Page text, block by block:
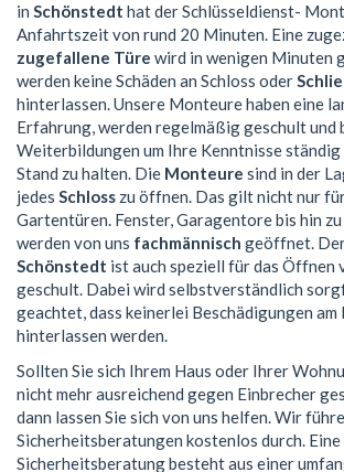
in Schönstedt hat der Schlüsseldienst-
Anfahrtszeit von rund 20 Minuten. Eine
zugefallene Türe wird in wenigen Minuten
werden keine Schäden an Schloss oder
hinterlassen. Unsere Monteure haben eine
Erfahrung, werden regelmäßig geschult und
Weiterbildungen um Ihre Kenntnisse ständig
Stand zu halten. Die Monteure sind in der
jedes Schloss zu öffnen. Das gilt nicht nur
Gartentüren. Fenster, Garagentore bis hin
werden von uns fachmännisch geöffnet.
Schönstedt ist auch speziell für das Öffnen
geschult. Dabei wird selbstverständlich
geachtet, dass keinerlei Beschädigungen am
hinterlassen werden.
Sollten Sie sich Ihrem Haus oder Ihrer
nicht mehr ausreichend gegen Einbrecher
dann lassen Sie sich von uns helfen. Wir
Sicherheitsberatungen kostenlos durch. Eine
Sicherheitsberatung besteht aus einer